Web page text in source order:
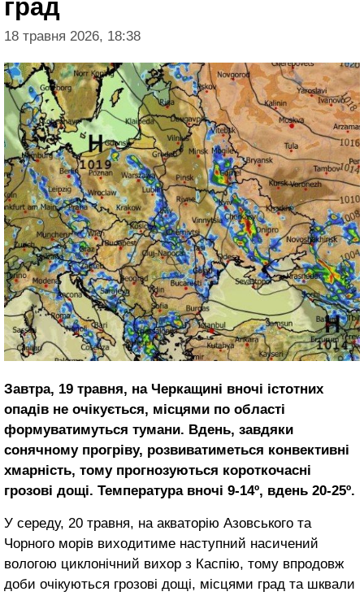
град
18 травня 2026, 18:38
Завтра, 19 травня, на Черкащині вночі істотних
опадів не очікується, місцями по області
формуватимуться тумани. Вдень, завдяки
сонячному прогріву, розвиватиметься конвективні
хмарність, тому прогнозуються короткочасні
грозові дощі. Температура вночі 9-14º, вдень 20-25º.
У середу, 20 травня, на акваторію Азовського та
Чорного морів виходитиме наступний насичений
вологою циклонічний вихор з Каспію, тому впродовж
доби очікуються грозові дощі, місцями град та шквали